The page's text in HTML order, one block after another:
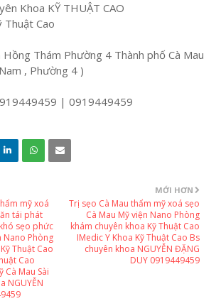
Khoa KỸ THUẬT CAO
Thuật Cao
Thám Phường 4 Thành phố Cà Mau
, Phường 4 )
| 0919449459
MỚI HƠN
Trị sẹo Cà Mau thẩm mỹ xoá sẹo
Cà Mau Mỹ viện Nano Phòng
khám chuyên khoa Kỹ Thuật Cao
IMedic Y Khoa Kỹ Thuật Cao Bs
chuyên khoa NGUYỄN ĐẶNG
DUY 0919449459
mỹ xoá
tái phát
sẹo phức
Nano Phòng
Thuật Cao
Cao
Cà Mau Sài
NGUYỄN